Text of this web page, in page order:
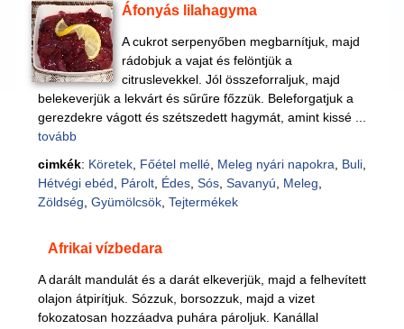
Áfonyás lilahagyma
A cukrot serpenyőben megbarnítjuk, majd
rádobjuk a vajat és felöntjük a
citruslevekkel. Jól összeforraljuk, majd
belekeverjük a lekvárt és sűrűre főzzük. Beleforgatjuk a
gerezdekre vágott és szétszedett hagymát, amint kissé ...
tovább
cimkék: Köretek, Főétel mellé, Meleg nyári napokra Buli,
Hétvégi ebéd
Párolt, Édes, Sós, Savanyú Meleg
Zöldség Gyümölcsök, Tejtermékek
Afrikai vízbedara
A darált mandulát és a darát elkeverjük, majd a felhevített
olajon átpirítjuk. Sózzuk, borsozzuk, majd a vizet
fokozatosan hozzáadva puhára pároljuk. Kanállal